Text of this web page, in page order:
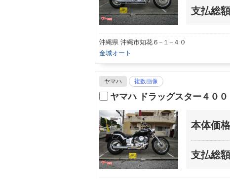
支払総額
沖縄県 沖縄市知花６−１−４０
金城オート
ヤマハ 複数画像
ヤマハ ドラッグスター４００
本体価格
支払総額